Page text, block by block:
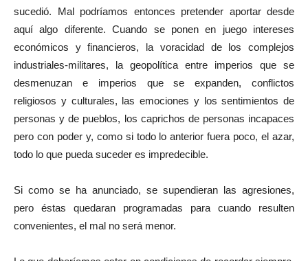
sucedió. Mal podríamos entonces pretender aportar desde
aquí algo diferente. Cuando se ponen en juego intereses
económicos y financieros, la voracidad de los complejos
industriales-militares, la geopolítica entre imperios que se
desmenuzan e imperios que se expanden, conflictos
religiosos y culturales, las emociones y los sentimientos de
personas y de pueblos, los caprichos de personas incapaces
pero con poder y, como si todo lo anterior fuera poco, el azar,
todo lo que pueda suceder es impredecible.
Si como se ha anunciado, se supendieran las agresiones,
pero éstas quedaran programadas para cuando resulten
convenientes, el mal no será menor.